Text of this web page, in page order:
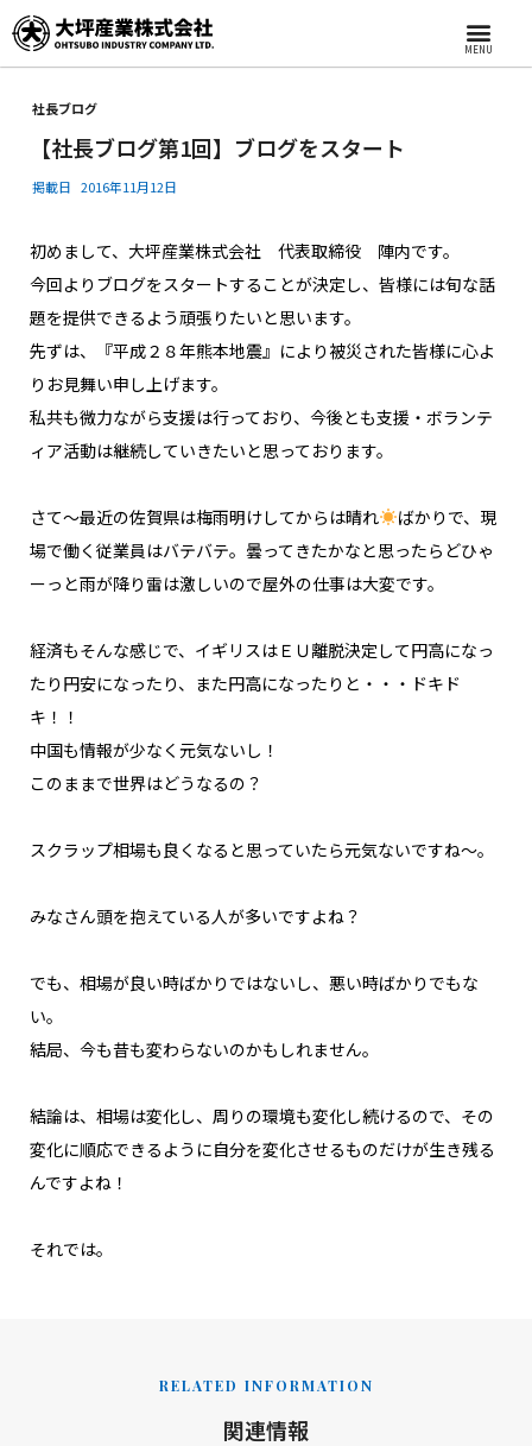
MENU
社長ブログ
【社長ブログ第1回】ブログをスタート
掲載日 2016年11月12日
初めまして、大坪産業株式会社 代表取締役 陣内です。
今回よりブログをスタートすることが決定し、皆様には旬な話
題を提供できるよう頑張りたいと思います。
先ずは、『平成２８年熊本地震』により被災された皆様に心よ
りお見舞い申し上げます。
私共も微力ながら支援は行っており、今後とも支援・ボランテ
ィア活動は継続していきたいと思っております。
さて～最近の佐賀県は梅雨明けしてからは晴れ
ばかりで、現
場で働く従業員はバテバテ。曇ってきたかなと思ったらどひゃ
ーっと雨が降り雷は激しいので屋外の仕事は大変です。
経済もそんな感じで、イギリスはＥＵ離脱決定して円高になっ
たり円安になったり、また円高になったりと・・・ドキド
キ！！
中国も情報が少なく元気ないし！
このままで世界はどうなるの？
スクラップ相場も良くなると思っていたら元気ないですね～。
みなさん頭を抱えている人が多いですよね？
でも、相場が良い時ばかりではないし、悪い時ばかりでもな
い。
結局、今も昔も変わらないのかもしれません。
結論は、相場は変化し、周りの環境も変化し続けるので、その
変化に順応できるように自分を変化させるものだけが生き残る
んですよね！
それでは。
RELATED INFORMATION
関連情報